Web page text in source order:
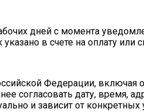
дней с момента
в счете на оплату или
Федерации, включая
согласовать дату, время,
и зависит от конкретных